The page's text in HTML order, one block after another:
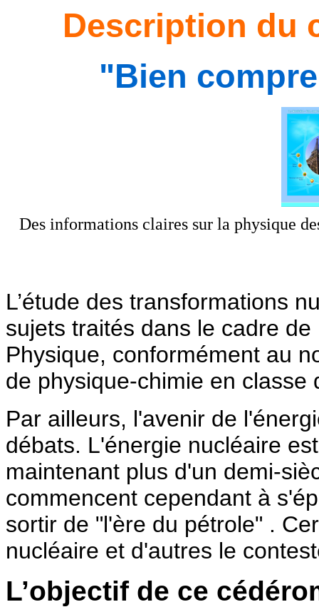
Description du
"Bien
Des informations claires sur la physique
L’étude des transformations
sujets traités dans le cadre
Physique, conformément au
de physique-chimie en classe
Par ailleurs, l'avenir de
débats. L'énergie nucléaire
maintenant plus d'un demi-
commencent cependant à
sortir de "l'ère du pétrole" .
nucléaire et d'autres le
L’objectif de ce